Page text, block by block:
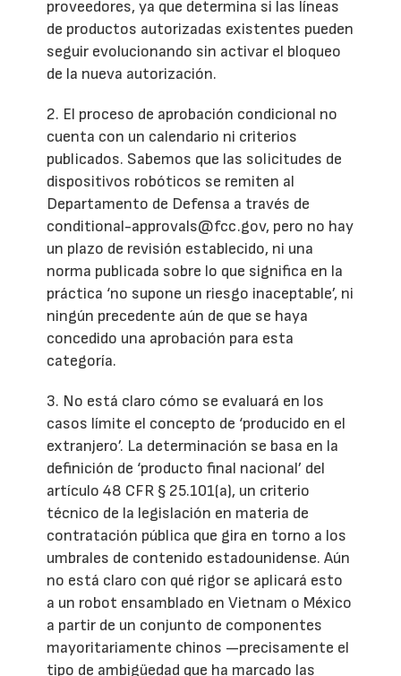
proveedores, ya que determina si las líneas
de productos autorizadas existentes pueden
seguir evolucionando sin activar el bloqueo
de la nueva autorización.
2. El proceso de aprobación condicional no
cuenta con un calendario ni criterios
publicados. Sabemos que las solicitudes de
dispositivos robóticos se remiten al
Departamento de Defensa a través de
conditional-approvals@fcc.gov, pero no hay
un plazo de revisión establecido, ni una
norma publicada sobre lo que significa en la
práctica ‘no supone un riesgo inaceptable’, ni
ningún precedente aún de que se haya
concedido una aprobación para esta
categoría.
3. No está claro cómo se evaluará en los
casos límite el concepto de ‘producido en el
extranjero’. La determinación se basa en la
definición de ‘producto final nacional’ del
artículo 48 CFR § 25.101(a), un criterio
técnico de la legislación en materia de
contratación pública que gira en torno a los
umbrales de contenido estadounidense. Aún
no está claro con qué rigor se aplicará esto
a un robot ensamblado en Vietnam o México
a partir de un conjunto de componentes
mayoritariamente chinos —precisamente el
tipo de ambigüedad que ha marcado las